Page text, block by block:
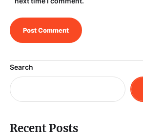
Search
Recent Posts